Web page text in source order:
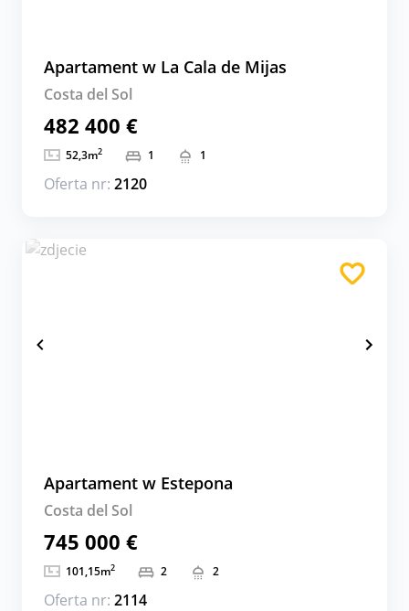
Apartament w La Cala de Mijas
Costa del Sol
482 400 €
52,3m2 1 1
Oferta nr: 2120
Apartament w Estepona
Costa del Sol
745 000 €
101,15m2 2 2
Oferta nr: 2114